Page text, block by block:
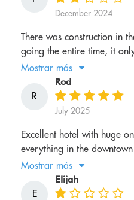
December 2024
There was construction in
going the entire time, it
Mostrar más
R
Rod
July 2025
Excellent hotel with huge
everything in the
Mostrar más
E
Elijah